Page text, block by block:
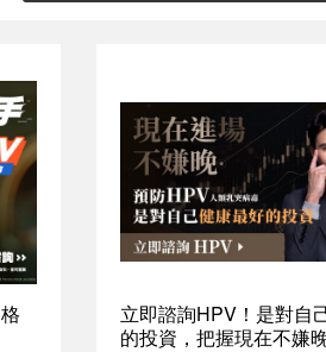
立即諮詢HPV！是對自
的投資，把握現在不嫌